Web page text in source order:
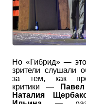
Но «Гибрид» —
зрители слушали
за тем, как
критики —
Наталия